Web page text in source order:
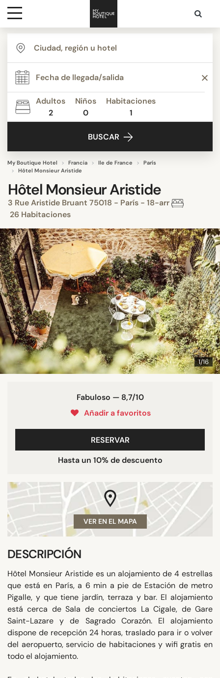
Destinos
Inspiración
Contacto
Adultos
2
Niños
0
Habitaciones
1
BUSCAR
My Boutique Hotel Francia Ile de France
París
Hôtel Monsieur Aristide
Hôtel Monsieur Aristide
3 Rue Aristide Bruant 75018 - París - 18-arr
26 Habitaciones
1/16
Fabuloso — 8,7/10
Añadir a favoritos
RESERVAR
Hasta un 10% de descuento
VER EN EL MAPA
DESCRIPCIÓN
Hôtel Monsieur Aristide es un alojamiento de 4 estrellas
que está en París, a 6 min a pie de Estación de metro
Pigalle, y que tiene jardín, terraza y bar. El alojamiento
está cerca de Sala de conciertos La Cigale, de Gare
Saint-Lazare y de Sagrado Corazón. El alojamiento
dispone de recepción 24 horas, traslado para ir o volver
del aeropuerto, servicio de habitaciones y wifi gratis en
todo el alojamiento.